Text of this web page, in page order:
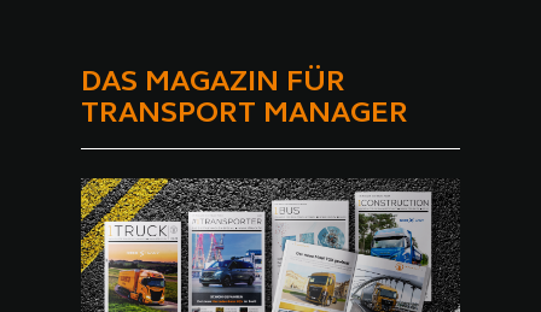
DAS MAGAZIN FÜR
TRANSPORT MANAGER